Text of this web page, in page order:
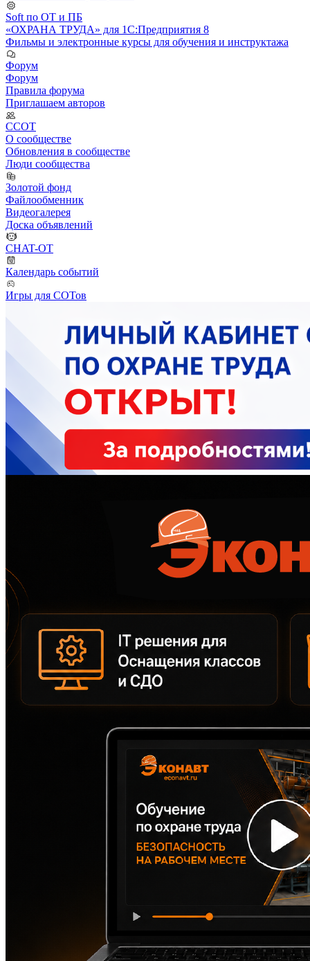
Soft по ОТ и ПБ
«ОХРАНА ТРУДА» для 1С:Предприятия 8
Фильмы и электронные курсы для обучения и инструктажа
Форум
Форум
Правила форума
Приглашаем авторов
ССОТ
О сообществе
Обновления в сообществе
Люди сообщества
Золотой фонд
Файлообменник
Видеогалерея
Доска объявлений
CHAT-OT
Календарь событий
Игры для СОТов